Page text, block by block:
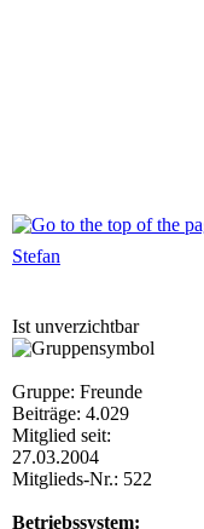
Stefan
Ist unverzichtbar
Gruppe: Freunde
Beiträge: 4.029
Mitglied seit:
27.03.2004
Mitglieds-Nr.: 522
Betriebssystem: